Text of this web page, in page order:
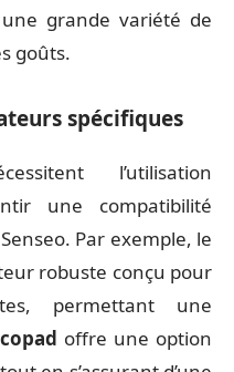
grande variété de
goûts.
spécifiques
l’utilisation
une compatibilité
Par exemple, le
robuste conçu pour
permettant une
offre une option